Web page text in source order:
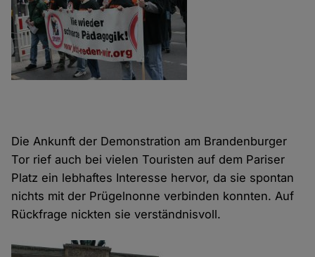
Die Ankunft der Demonstration am Brandenburger
Tor rief auch bei vielen Touristen auf dem Pariser
Platz ein lebhaftes Interesse hervor, da sie spontan
nichts mit der Prügelnonne verbinden konnten. Auf
Rückfrage nickten sie verständnisvoll.